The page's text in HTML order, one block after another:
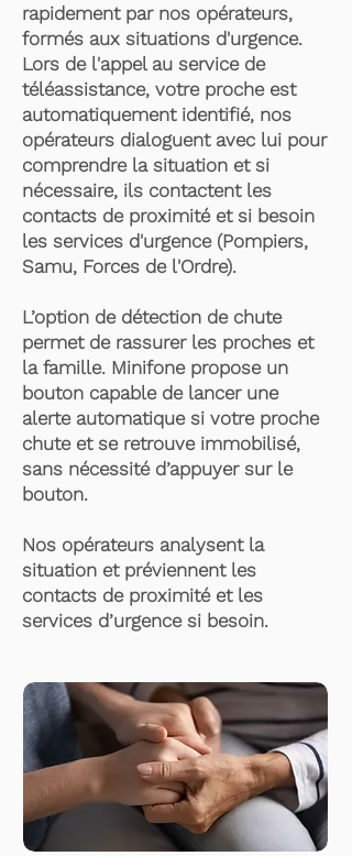
rapidement par nos opérateurs,
formés aux situations d'urgence.
Lors de l'appel au service de
téléassistance, votre proche est
automatiquement identifié, nos
opérateurs dialoguent avec lui pour
comprendre la situation et si
nécessaire, ils contactent les
contacts de proximité et si besoin
les services d'urgence (Pompiers,
Samu, Forces de l'Ordre).
L’option de détection de chute
permet de rassurer les proches et
la famille. Minifone propose un
bouton capable de lancer une
alerte automatique si votre proche
chute et se retrouve immobilisé,
sans nécessité d’appuyer sur le
bouton.
Nos opérateurs analysent la
situation et préviennent les
contacts de proximité et les
services d’urgence si besoin.